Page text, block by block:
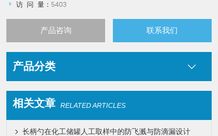
访 问 量： 5403
产品咨询 联系我们
产品分类
相关文章 RELATED ARTICLES
长柄勺在化工储罐人工取样中的防飞溅与防滴漏设计